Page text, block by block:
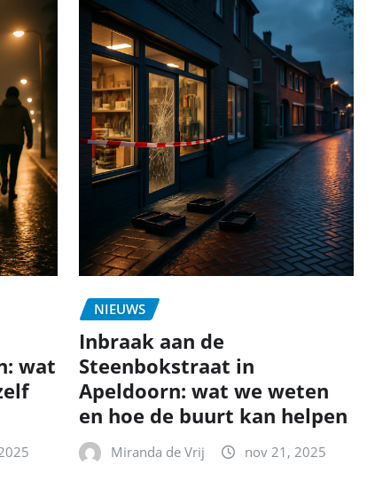
wat
NIEUWS
Inbraak aan de
Steenbokstraat in
Apeldoorn: wat we weten
en hoe de buurt kan helpen
Miranda de Vrij nov 21, 2025